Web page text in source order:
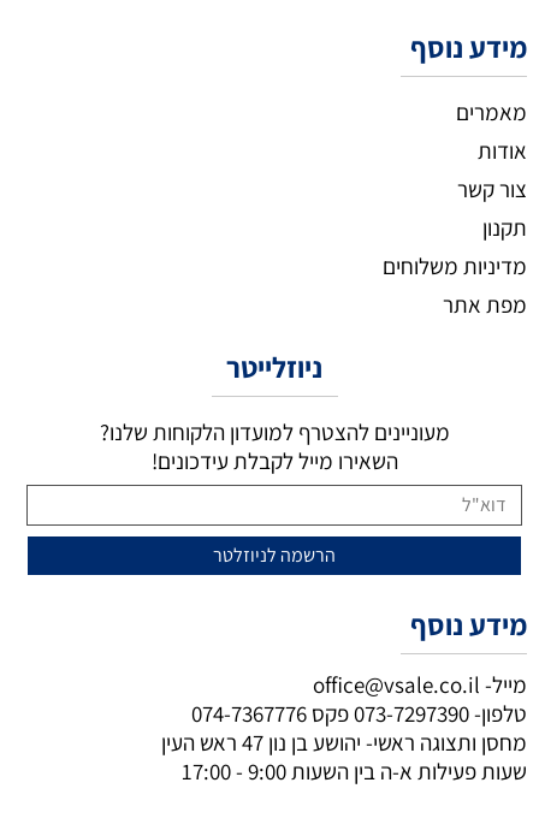
מידע נוסף
מאמרים
אודות
צור קשר
תקנון
מדיניות משלוחים
מפת אתר
ניוזלייטר
מעוניינים להצטרף למועדון הלקוחות שלנו?
השאירו מייל לקבלת עידכונים!
מידע נוסף
מייל- office@vsale.co.il
טלפון-073-7297390פקס 074-7367776
מחסן ותצוגה ראשי- יהושע בן נון 47 ראש העין
שעות פעילות א-ה בין השעות 9:00 - 17:00